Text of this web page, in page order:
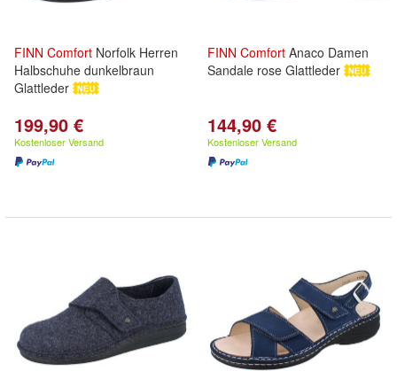
FINN Comfort Norfolk Herren
Halbschuhe dunkelbraun
Glattleder
199,90 €
Kostenloser Versand
FINN Comfort Anaco Damen
Sandale rose Glattleder
144,90 €
Kostenloser Versand